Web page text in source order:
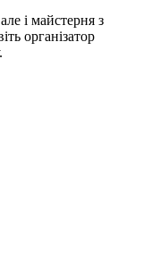
і майстерня з
організатор